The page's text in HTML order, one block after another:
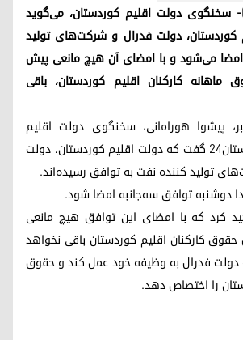
(کوردستان٢٤)- سخنگوی دولت اقلیم کوردستان، می‌گوید
کوردستان، دولت فدرال و شرکت‌‌های تولید
می‌شود و با امضای آن هیچ مانعی پیش
کارکنان اقلیم کوردستان، باقی
۲۱ سپتامبر، پیشوا هورامانی، سخنگوی دولت اقلیم
کوردستان، به کوردستان۲۴ گفت که دولت اقلیم کوردستان، دولت
تولید کننده نفت به توافق رسیده‌اند.
دوشنبه توافق سه‌جانبه امضا شود.
کرد که با امضای این توافق هیچ مانعی
کارکنان اقلیم کوردستان باقی نخواهد
دولت فدرال به وظیفه خود عمل کند و حقوق
را اختصاص دهد.